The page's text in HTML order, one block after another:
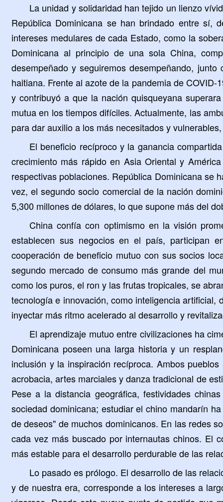
La unidad y solidaridad han tejido un lienzo
República Dominicana se han brindado entre sí,
intereses medulares de cada Estado, como la
Dominicana al principio de una sola China,
desempeñado y seguiremos desempeñando,
haitiana. Frente al azote de la pandemia de
y contribuyó a que la nación quisqueyana
mutua en los tiempos difíciles. Actualmente, las
para dar auxilio a los más necesitados y
El beneficio recíproco y la ganancia
crecimiento más rápido en Asia Oriental y
respectivas poblaciones. República Dominicana se
vez, el segundo socio comercial de la nación
5,300 millones de dólares, lo que supone más del
China confía con optimismo en la visión
establecen sus negocios en el país, participan
cooperación de beneficio mutuo con sus socios
segundo mercado de consumo más grande del
como los puros, el ron y las frutas tropicales, se
tecnología e innovación, como inteligencia artificial,
inyectar más ritmo acelerado al desarrollo y
El aprendizaje mutuo entre civilizaciones ha
Dominicana poseen una larga historia y un
inclusión y la inspiración recíproca. Ambos
acrobacia, artes marciales y danza tradicional de
Pese a la distancia geográfica, festividades
sociedad dominicana; estudiar el chino mandarín
de deseos" de muchos dominicanos. En las redes
cada vez más buscado por internautas chinos. El
más estable para el desarrollo perdurable de las
Lo pasado es prólogo. El desarrollo de las
y de nuestra era, corresponde a los intereses a